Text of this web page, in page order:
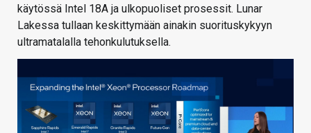
käytössä Intel 18A ja ulkopuoliset prosessit. Lunar
Lakessa tullaan keskittymään ainakin suorituskykyyn
ultramatalalla tehonkulutuksella.